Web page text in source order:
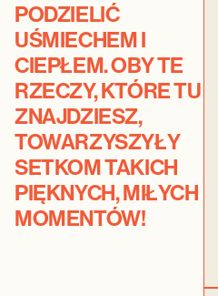
PODZIELIĆ
UŚMIECHEM I
CIEPŁEM. OBY TE
RZECZY, KTÓRE TU
ZNAJDZIESZ,
TOWARZYSZYŁY
SETKOM TAKICH
PIĘKNYCH, MIŁYCH
MOMENTÓW!